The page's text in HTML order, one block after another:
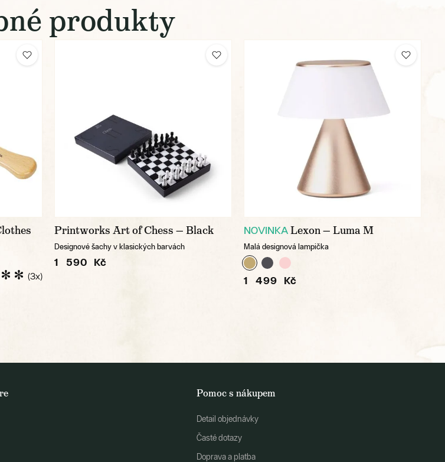
produkty
(3x)
Printworks Art of Chess — Black
Designové šachy v klasických barvách
1 590 Kč
NOVINKALexon — Luma M
Malá designová lampička
1 499 Kč
Pomoc s nákupem
Detail objednávky
Časté dotazy
Doprava a platba